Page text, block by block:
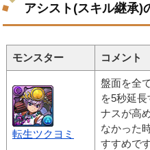
アシスト(スキル継承)
モンスター コメント
転生ツクヨミ
盤面を全
を5秒延
ナスが高
なかった
すすめです